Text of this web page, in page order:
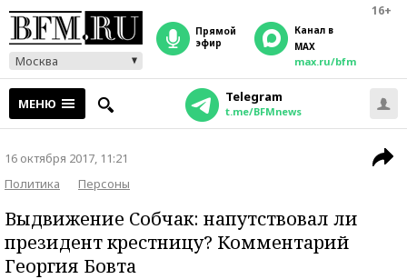
16+
Москва
прямой
эфир
Канал в
MAX
max.ru/bfm
МЕНЮ Telegram
t.me/BFMnews
16 октября 2017, 11:21
Политика
Персоны
Выдвижение Собчак: напутствовал ли
президент крестницу? Комментарий
Георгия Бовта